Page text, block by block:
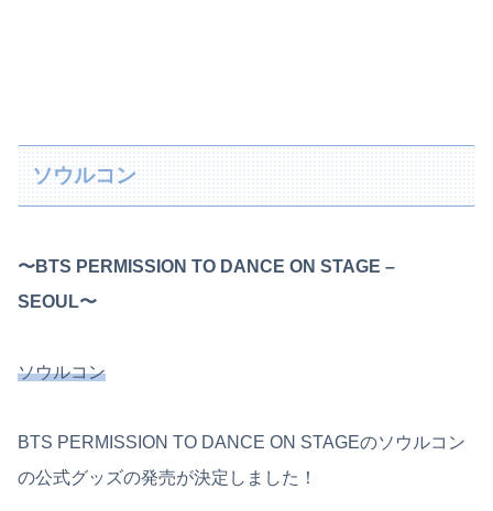
ソウルコン
〜BTS PERMISSION TO DANCE ON STAGE –
SEOUL〜
ソウルコン
BTS PERMISSION TO DANCE ON STAGEのソウルコン
の公式グッズの発売が決定しました！